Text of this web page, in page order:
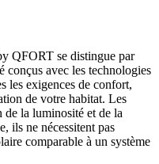
QFORT se distingue par
conçus avec les technologies
les exigences de confort,
de votre habitat. Les
de la luminosité et de la
ils ne nécessitent pas
comparable à un système